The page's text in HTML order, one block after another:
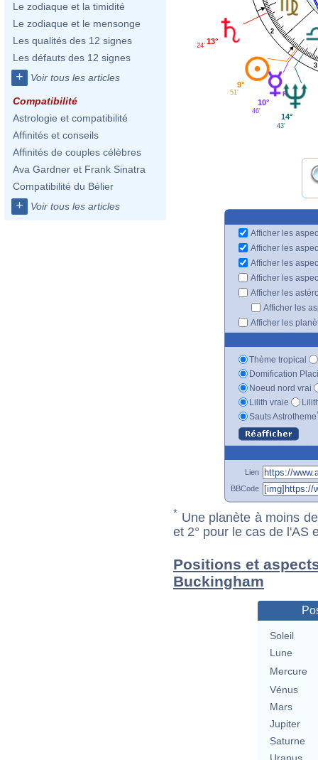
Le zodiaque et la timidité
Le zodiaque et le mensonge
Les qualités des 12 signes
Les défauts des 12 signes
+ Voir tous les articles
Compatibilité
Astrologie et compatibilité
Affinités et conseils
Affinités de couples célèbres
Ava Gardner et Frank Sinatra
Compatibilité du Bélier
+ Voir tous les articles
2
3
13°
24'
9°
51'
10°
46'
14°
43'
Afficher les
Afficher les
Afficher les
Afficher les
Afficher les
Afficher les
Afficher les
Thème tropical
Domification
Noeud nord vrai
Lilith vraie
Sauts Astrotheme
Lien
BBCode
* Une planète à moins
et 2° pour le cas de l'AS
Positions et
Buckingham
Soleil
Lune
Mercure
Vénus
Mars
Jupiter
Saturne